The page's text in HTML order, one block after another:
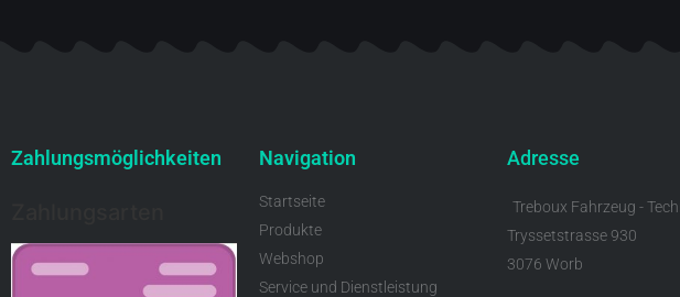
Zahlungsmöglichkeiten Navigation
Startseite
Produkte
Webshop
Service und Dienstleistung
Adresse
Treboux Fahrzeug -
Tryssetstrasse 930
3076 Worb